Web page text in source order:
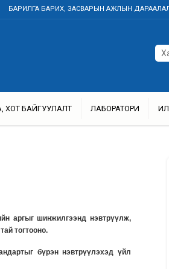
БАРИЛГА БАРИХ, ЗАСВАРЫН АЖЛЫН
ХОТ БАЙГУУЛАЛТ ЛАБОРАТОРИ
аргыг шинжилгээнд нэвтрүүлж,
тогтооно.
бүрэн нэвтрүүлэхэд үйл